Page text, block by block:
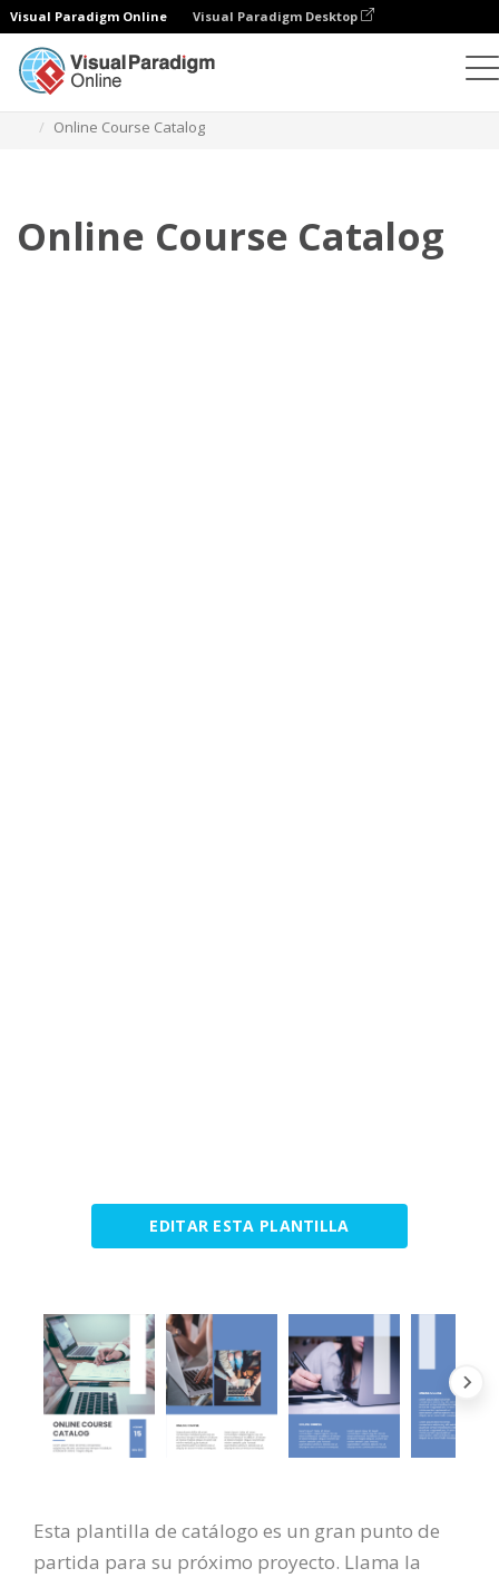
Visual Paradigm Online Visual Paradigm Desktop
Online Course Catalog
Online Course Catalog
EDITAR ESTA PLANTILLA
Esta plantilla de catálogo es un gran punto de
partida para su próximo proyecto. Llama la